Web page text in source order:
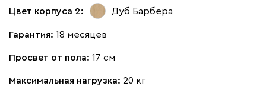
Цвет корпуса 2: Дуб Барбера
Гарантия: 18 месяцев
Просвет от пола: 17 см
Максимальная нагрузка: 20 кг